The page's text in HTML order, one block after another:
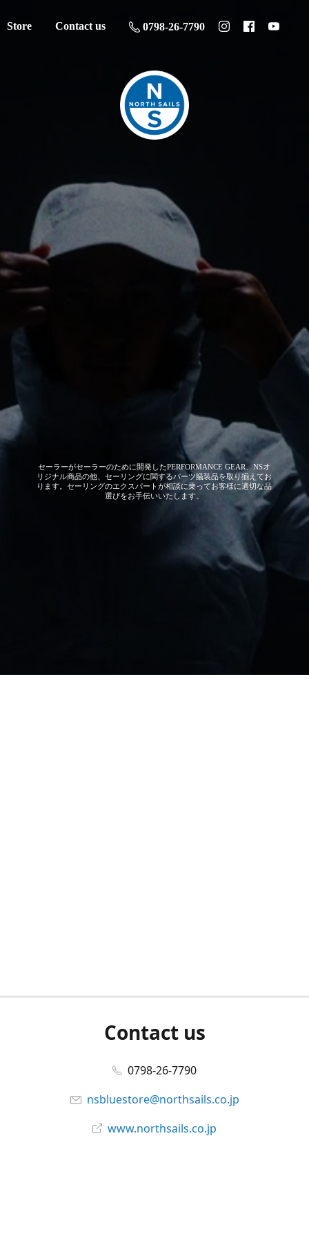
Store Contact us 0798-26-7790
セーラーがセーラーのために開発したPERFORMANCE GEAR、NSオ
リジナル商品の他、セーリングに関するパーツ艤装品を取り揃えてお
ります。セーリングのエクスパートが相談に乗ってお客様に適切な品
選びをお手伝いいたします。
Contact us
0798-26-7790
nsbluestore@northsails.co.jp
www.northsails.co.jp